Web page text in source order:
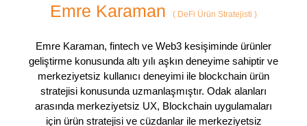
Emre Karaman ( DeFi Ürün Stratejisti )
Emre Karaman, fintech ve Web3 kesişiminde ürünler
geliştirme konusunda altı yılı aşkın deneyime sahiptir ve
merkeziyetsiz kullanıcı deneyimi ile blockchain ürün
stratejisi konusunda uzmanlaşmıştır. Odak alanları
arasında merkeziyetsiz UX, Blockchain uygulamaları
için ürün stratejisi ve cüzdanlar ile merkeziyetsiz